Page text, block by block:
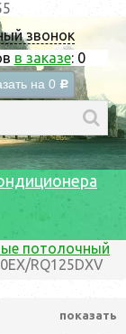
звонок
в заказе: 0
на 0 c
потолочный
RQ125DXV
показать